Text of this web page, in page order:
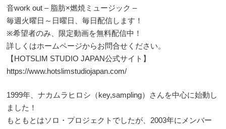
音work out – 脂肪×燃焼ミュージック –
毎週火曜日～日曜日、毎日配信します！
※希望者のみ、限定動画を無料配信中！
詳しくはホームページからお問合せください。
【HOTSLIM STUDIO JAPAN公式サイト】
https://www.hotslimstudiojapan.com/
1999年、ナカムラヒロシ（key,sampling）さんを中心に始動し
ました！
もともとはソロ・プロジェクトでしたが、2003年にメンバー